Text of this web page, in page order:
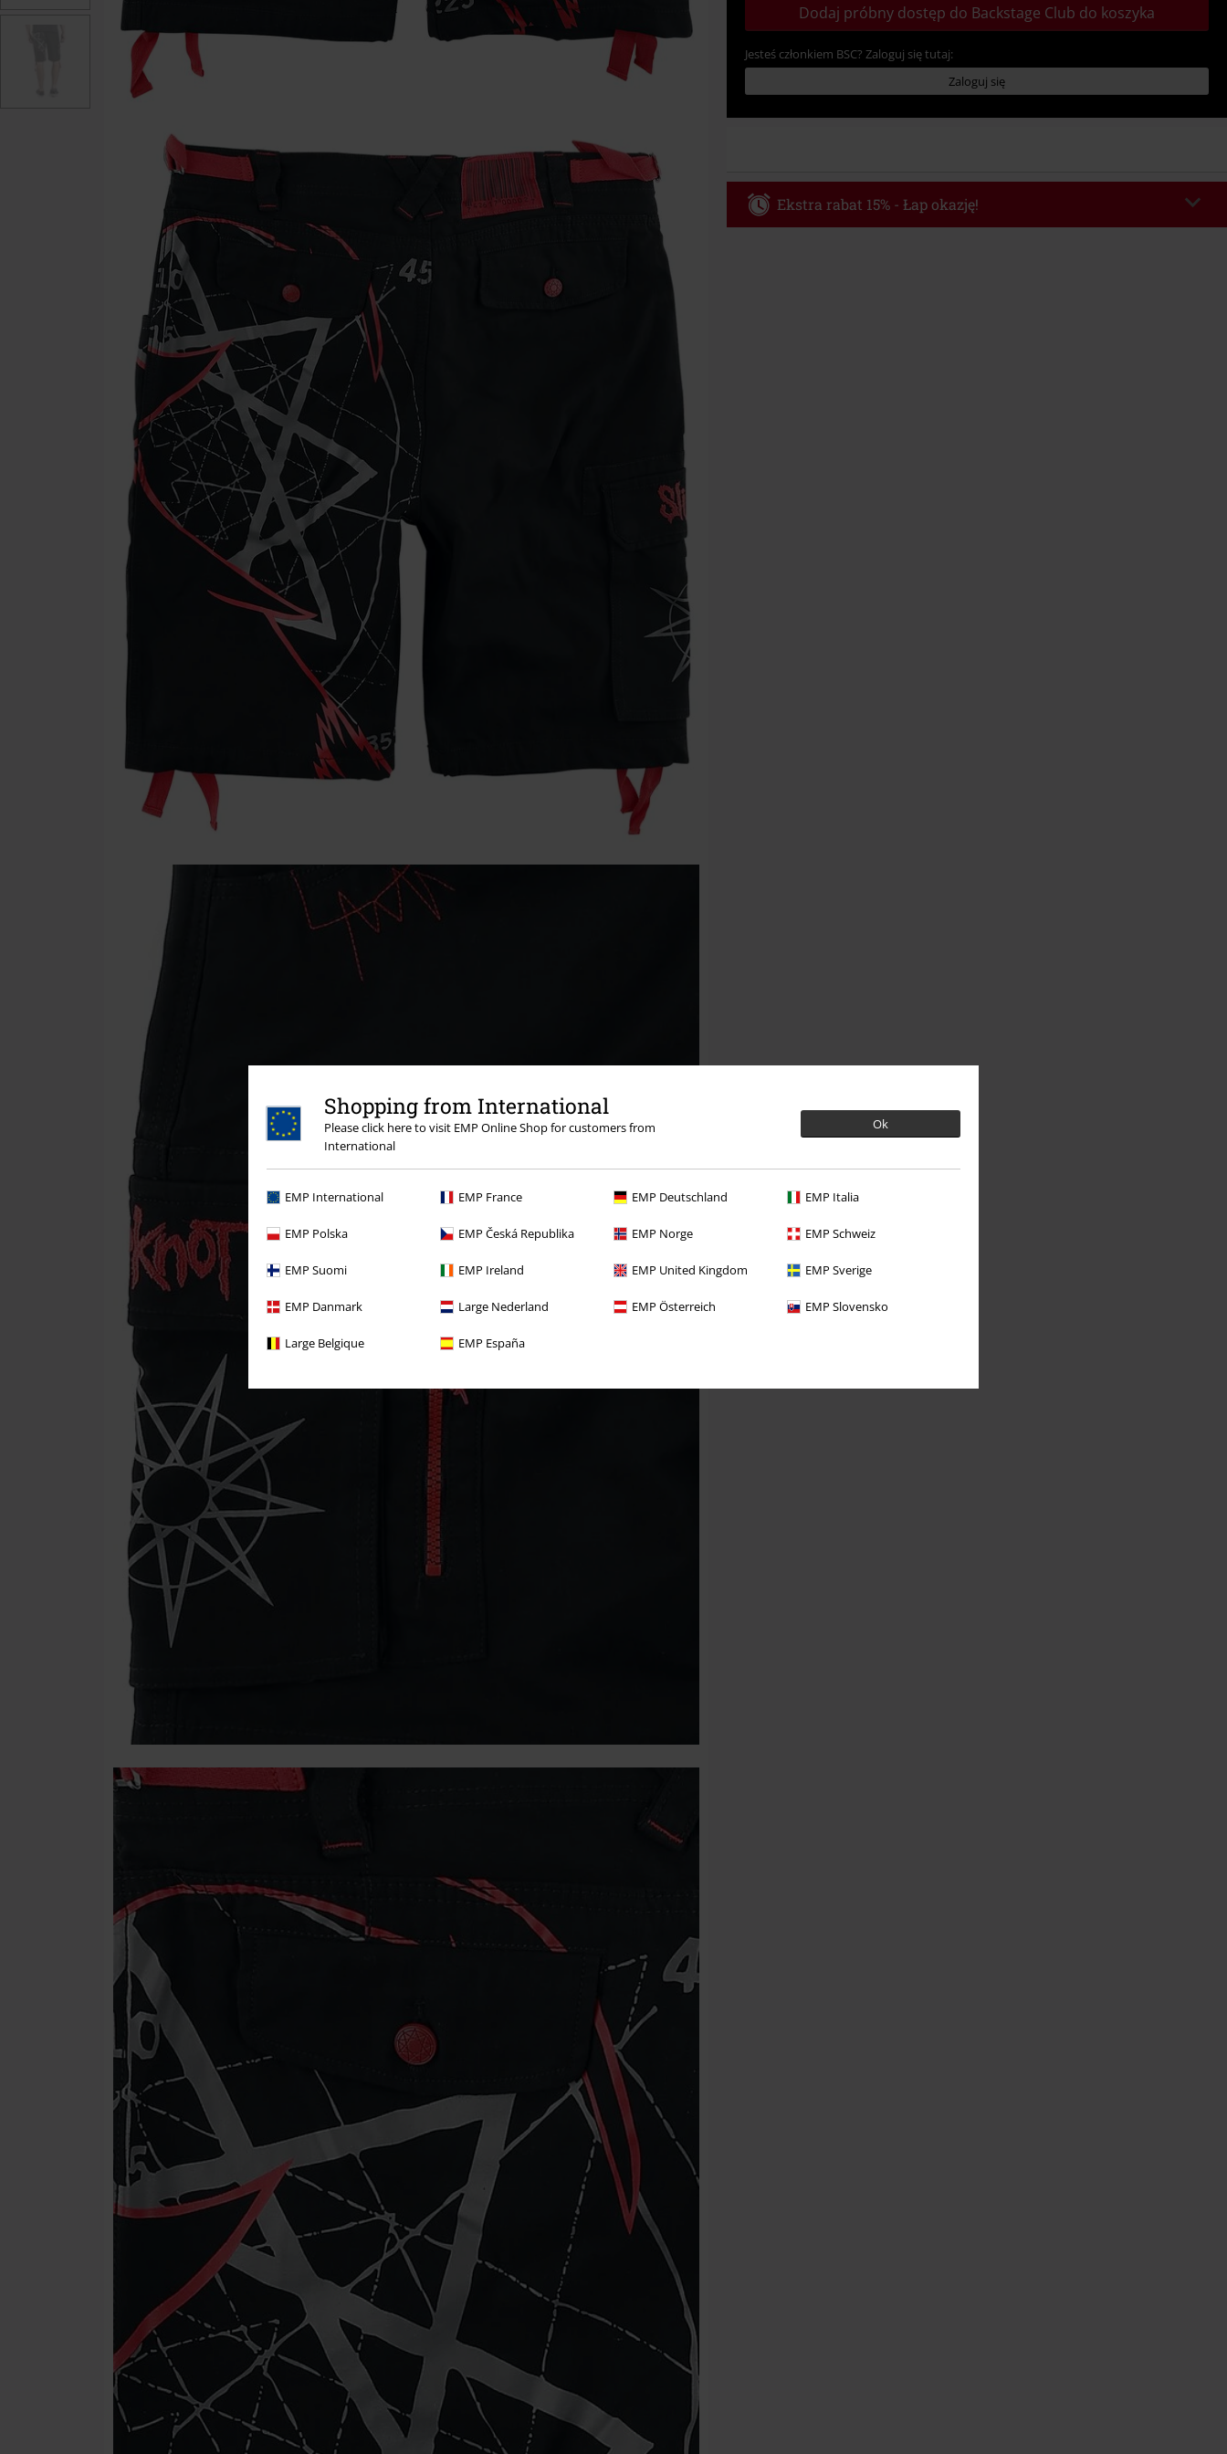
Shopping from International
Please click here to visit EMP Online Shop for customers from
International
Ok
EMP International EMP France EMP Deutschland EMP Italia
EMP Polska EMP Česká Republika EMP Norge EMP Schweiz
EMP Suomi EMP Ireland EMP United Kingdom EMP Sverige
EMP Danmark Large Nederland EMP Österreich EMP Slovensko
Large Belgique EMP España
Dodaj próbny dostęp do Backstage Club do koszyka
Jesteś członkiem BSC? Zaloguj się tutaj:
Zaloguj się
Ekstra rabat 15% - Łap okazję!